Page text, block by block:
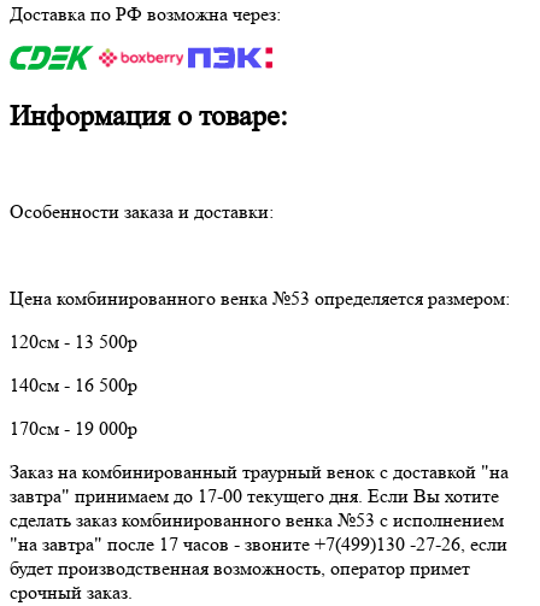
Доставка по РФ возможна через:
Информация о товаре:
Особенности заказа и доставки:
Цена комбинированного венка №53 определяется размером:
120см - 13 500р
140см - 16 500р
170см - 19 000р
Заказ на комбинированный траурный венок с доставкой "на
завтра" принимаем до 17-00 текущего дня. Если Вы хотите
сделать заказ комбинированного венка №53 с исполнением
"на завтра" после 17 часов - звоните +7(499)130 -27-26, если
будет производственная возможность, оператор примет
срочный заказ.